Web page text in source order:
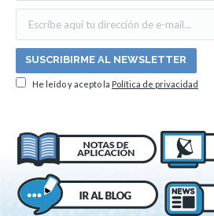
He leído y acepto la Política de privacidad